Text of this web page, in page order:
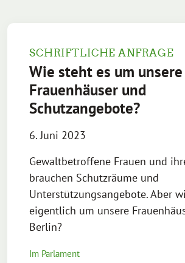
SCHRIFTLICHE ANFRAGE
Wie steht es um
Frauenhäuser und
Schutzangebote?
6. Juni 2023
Gewaltbetroffene Frauen und
brauchen Schutzräume und
Unterstützungsangebote. Aber
eigentlich um unsere
Berlin?
Im Parlament